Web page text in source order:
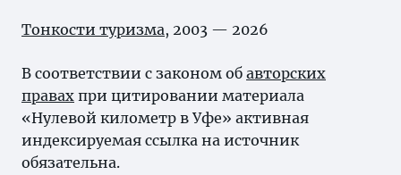
Тонкости туризма, 2003 — 2026
В соответствии с законом об авторских
правах при цитировании материала
«Нулевой километр в Уфе» активная
индексируемая ссылка на источник
обязательна.